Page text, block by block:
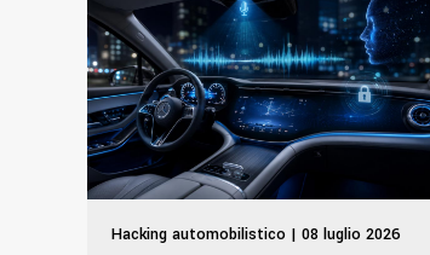
Hacking automobilistico | 08 luglio 2026